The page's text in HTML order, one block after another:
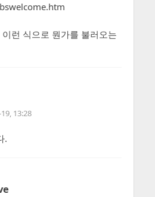
런 식으로 뭔가를 불러오는
13:28
.